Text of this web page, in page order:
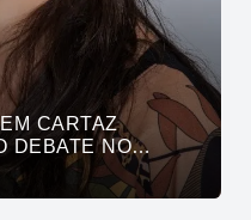
CARTAZ
DEBATE NO